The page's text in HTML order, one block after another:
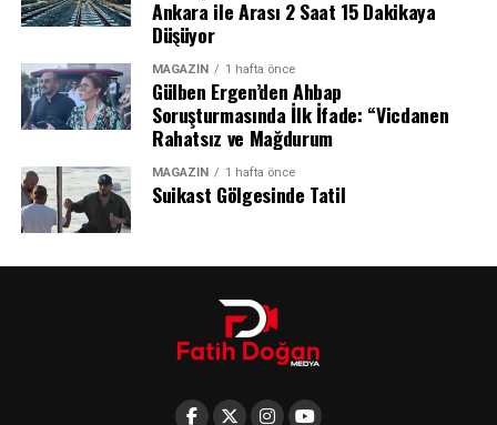
resmi maçından da galibiyetle ayrılmayı başardı ve
kalesini gole kapattı.
Ankara ile Arası 2 Saat 15 Dakikaya
Düşüyor
MAGAZIN 1 hafta önce
Gülben Ergen’den Ahbap
Soruşturmasında İlk İfade: “Vicdanen
Rahatsız ve Mağdurum
MAGAZIN 1 hafta önce
Suikast Gölgesinde Tatil